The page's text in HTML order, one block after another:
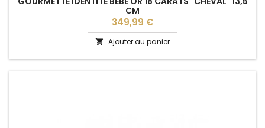
CM
Prix
349,99 €
 Ajouter au panier